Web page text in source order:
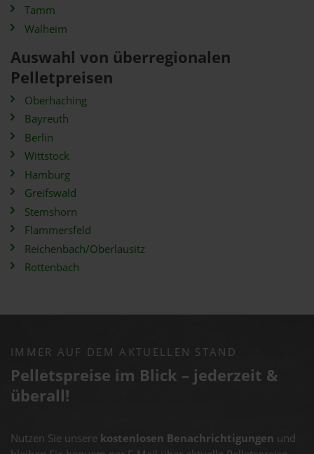
Tamm
Walheim
Auswahl von überregionalen
Pelletpreisen
Oberhaching
Bayreuth
Berlin
Wittstock
Hamburg
Greifswald
Stemshorn
Flammersfeld
Reichenbach/Oberlausitz
Rottenbach
IMMER AUF DEM AKTUELLEN STAND
Pelletspreise im Blick – jederzeit &
überall!
Nutzen Sie unsere kostenlosen Benachrichtigungen und